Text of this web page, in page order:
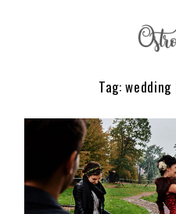
Tag:
HISTORIE